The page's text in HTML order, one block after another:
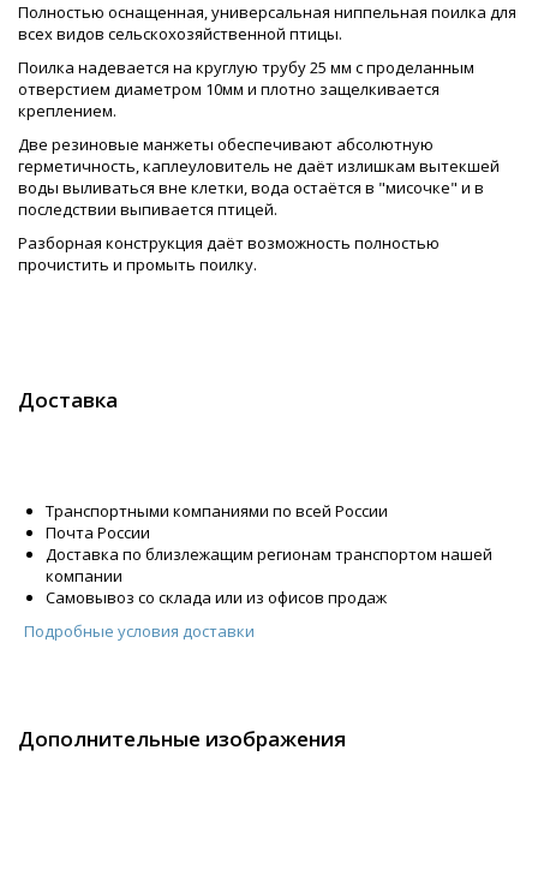
Полностью оснащенная, универсальная ниппельная поилка для
всех видов сельскохозяйственной птицы.
Поилка надевается на круглую трубу 25 мм с проделанным
отверстием диаметром 10мм и плотно защелкивается
креплением.
Две резиновые манжеты обеспечивают абсолютную
герметичность, каплеуловитель не даёт излишкам вытекшей
воды выливаться вне клетки, вода остаётся в "мисочке" и в
последствии выпивается птицей.
Разборная конструкция даёт возможность полностью
прочистить и промыть поилку.
Доставка
Транспортными компаниями по всей России
Почта России
Доставка по близлежащим регионам транспортом нашей
компании
Самовывоз со склада или из офисов продаж
Подробные условия доставки
Дополнительные изображения